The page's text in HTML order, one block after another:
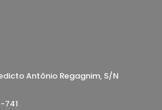
Antônio Regagnim, S/N
741